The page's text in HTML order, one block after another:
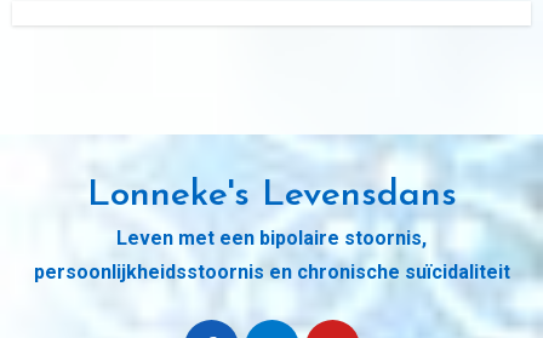
Lonneke's Levensdans
Leven met een bipolaire stoornis,
persoonlijkheidsstoornis en chronische suïcidaliteit